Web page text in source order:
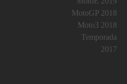
MotoGP 2018
Moto3 2018
Temporada
2017